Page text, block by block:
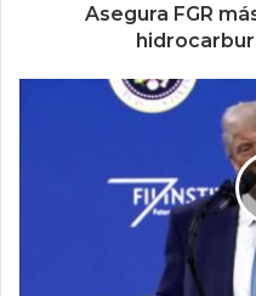
Asegura FGR